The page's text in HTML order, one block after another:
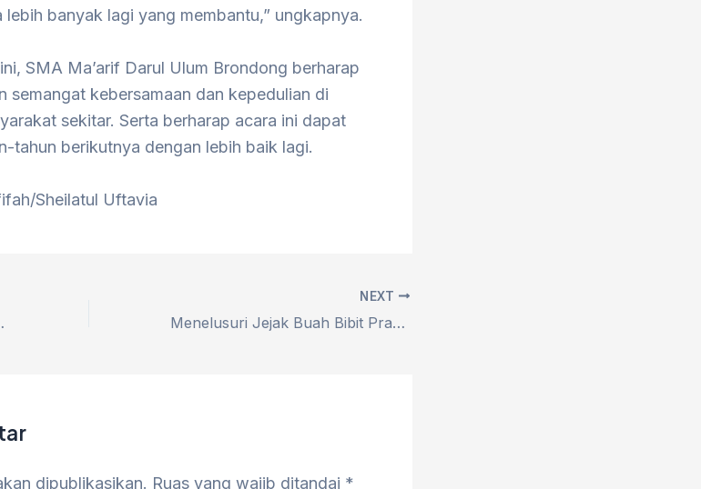
banyak lagi yang membantu,” ungkapnya.
SMA Ma’arif Darul Ulum Brondong berharap
semangat kebersamaan dan kepedulian di
sekitar. Serta berharap acara ini dapat
tahun berikutnya dengan lebih baik lagi.
Sheilatul Uftavia
Menggiurkan
NEXT
Menelusuri Jejak Buah Bibit Praktik Korupsi yang Telah Ada Sejak Zaman Kerajaan Mataram Kuno
dipublikasikan. Ruas yang wajib ditandai *